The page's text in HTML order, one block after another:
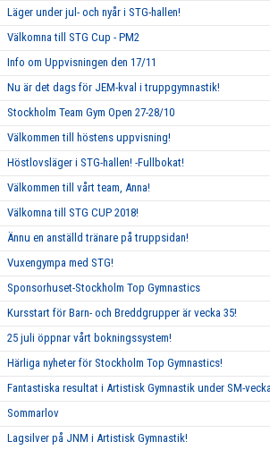
Läger under jul- och nyår i STG-hallen!
Välkomna till STG Cup - PM2
Info om Uppvisningen den 17/11
Nu är det dags för JEM-kval i truppgymnastik!
Stockholm Team Gym Open 27-28/10
Välkommen till höstens uppvisning!
Höstlovsläger i STG-hallen! -Fullbokat!
Välkommen till vårt team, Anna!
Välkomna till STG CUP 2018!
Ännu en anställd tränare på truppsidan!
Vuxengympa med STG!
Sponsorhuset-Stockholm Top Gymnastics
Kursstart för Barn- och Breddgrupper är vecka 35!
25 juli öppnar vårt bokningssystem!
Härliga nyheter för Stockholm Top Gymnastics!
Fantastiska resultat i Artistisk Gymnastik under SM-
Sommarlov
Lagsilver på JNM i Artistisk Gymnastik!